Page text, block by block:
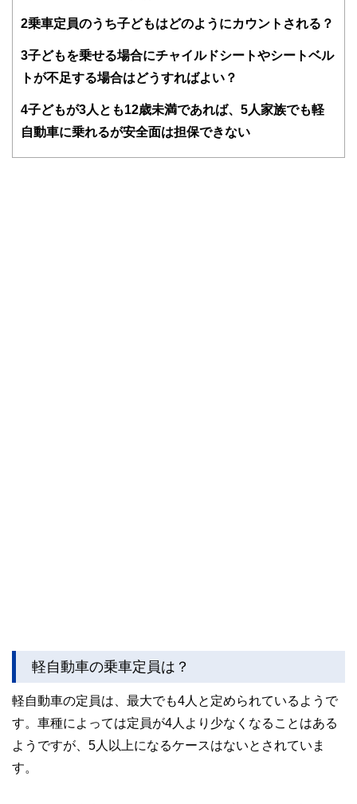
得者を中心に「お金や暮らし」に関する書籍・雑誌の編集経
験者で構成され、企画立案から記事掲載まですべての工程に
FinancialFieldの特徴は、ファイナンシャルプランナー、弁
ドバイザー、DCプランナー、公認会計士、社会保険労務
士、行政書士、投資アナリスト、キャリアコンサルタントな
ど150名以上の有資格者を執筆者・監修者として迎え、むず
をわかりやすく発信している点です。
2乗車定員のうち子どもはどのようにカウントされる？
3子どもを乗せる場合にチャイルドシートやシートベル
トが不足する場合はどうすればよい？
4子どもが3人とも12歳未満であれば、5人家族でも軽
自動車に乗れるが安全面は担保できない
軽自動車の乗車定員は？
軽自動車の定員は、最大でも4人と定められているようで
す。車種によっては定員が4人より少なくなることはある
ようですが、5人以上になるケースはないとされていま
す。